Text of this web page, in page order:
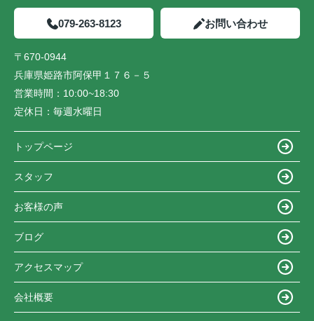
079-263-8123 お問い合わせ
〒670-0944
兵庫県姫路市阿保甲１７６－５
営業時間： 10:00~18:30
定休日： 毎週水曜日
トップページ
スタッフ
お客様の声
ブログ
アクセスマップ
会社概要